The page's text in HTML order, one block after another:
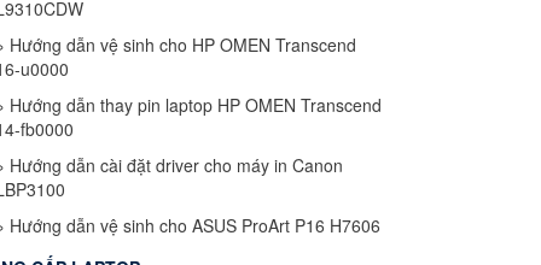
Hướng dẫn vệ sinh cho HP OMEN Transcend
u0000
Hướng dẫn thay pin laptop HP OMEN Transcend
fb0000
Hướng dẫn cài đặt driver cho máy in Canon
Hướng dẫn vệ sinh cho ASUS ProArt P16 H7606